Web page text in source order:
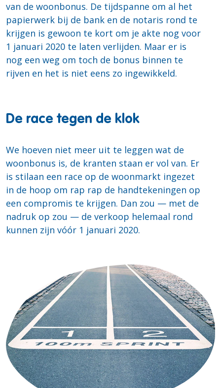
van de woonbonus. De tijdspanne om al het
papierwerk bij de bank en de notaris rond te
krijgen is gewoon te kort om je akte nog voor
1 januari 2020 te laten verlijden. Maar er is
nog een weg om toch de bonus binnen te
rijven en het is niet eens zo ingewikkeld.
De race tegen de klok
We hoeven niet meer uit te leggen wat de
woonbonus is, de kranten staan er vol van. Er
is stilaan een race op de woonmarkt ingezet
in de hoop om rap rap de handtekeningen op
een compromis te krijgen. Dan zou — met de
nadruk op zou — de verkoop helemaal rond
kunnen zijn vóór 1 januari 2020.